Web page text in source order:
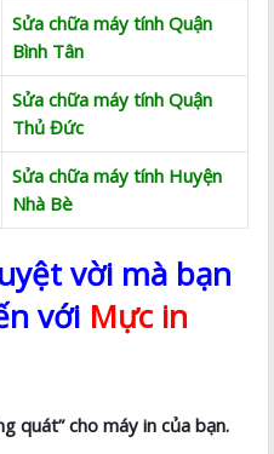
Sửa chữa máy tính Quận
Bình Tân
Sửa chữa máy tính Quận
Thủ Đức
Sửa chữa máy tính Huyện
Nhà Bè
vời mà bạn
với Mực in
quát” cho máy in của bạn.